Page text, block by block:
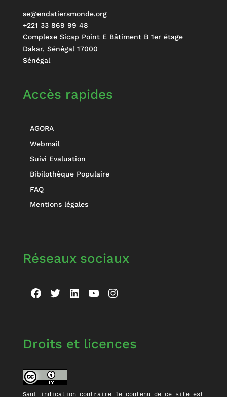
se@endatiersmonde.org
+221 33 869 99 48
Complexe Sicap Point E Bâtiment B 1er étage
Dakar, Sénégal 17000
Sénégal
Accès rapides
AGORA
Webmail
Suivi Evaluation
Bibilothèque Populaire
FAQ
Mentions légales
Réseaux sociaux
Facebook
Twitter
LinkedIn
YouTubeInstagram
Droits et licences
Sauf indication contraire le contenu de ce site est